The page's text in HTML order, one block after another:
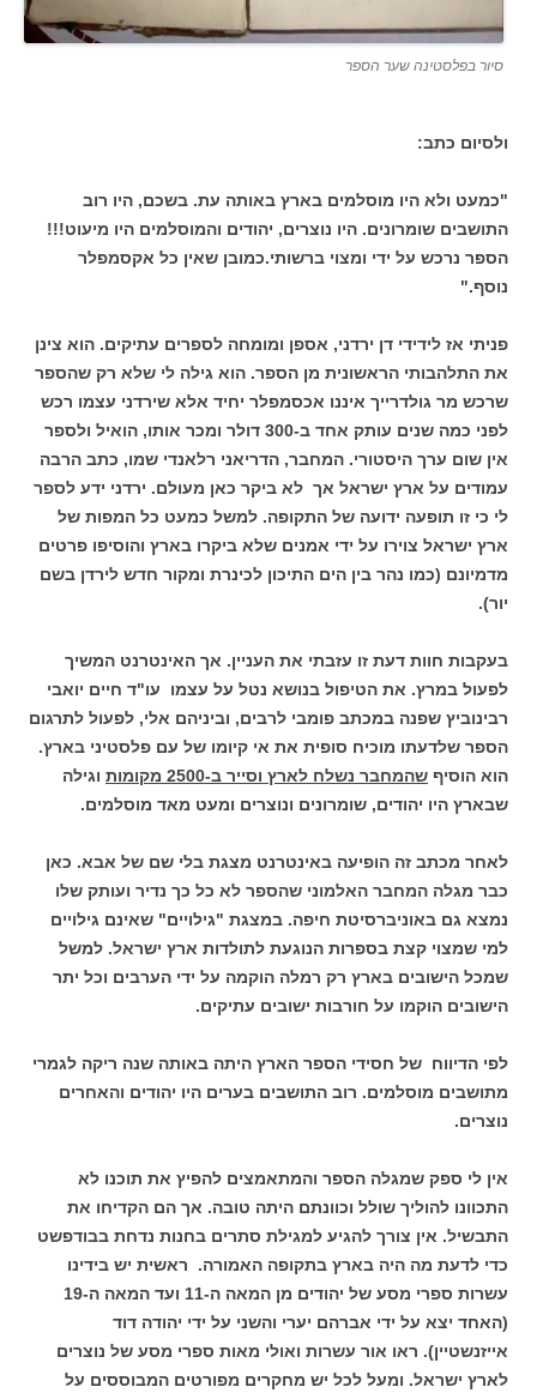
סיור בפלסטינה שער הספר
ולסיום כתב:
"כמעט ולא היו מוסלמים בארץ באותה עת. בשכם, היו רוב
התושבים שומרונים. היו נוצרים, יהודים והמוסלמים היו מיעוט!!!
הספר נרכש על ידי ומצוי ברשותי.כמובן שאין כל אקסמפלר
נוסף."
פניתי אז לידידי דן ירדני, אספן ומומחה לספרים עתיקים. הוא צינן
את התלהבותי הראשונית מן הספר. הוא גילה לי שלא רק שהספר
שרכש מר גולדרייך איננו אכסמפלר יחיד אלא שירדני עצמו רכש
לפני כמה שנים עותק אחד ב-300 דולר ומכר אותו, הואיל ולספר
אין שום ערך היסטורי. המחבר, הדריאני רלאנדי שמו, כתב הרבה
עמודים על ארץ ישראל אך לא ביקר כאן מעולם. ירדני ידע לספר
לי כי זו תופעה ידועה של התקופה. למשל כמעט כל המפות של
ארץ ישראל צוירו על ידי אמנים שלא ביקרו בארץ והוסיפו פרטים
מדמיונם (כמו נהר בין הים התיכון לכינרת ומקור חדש לירדן בשם
יור).
בעקבות חוות דעת זו עזבתי את העניין. אך האינטרנט המשיך
לפעול במרץ. את הטיפול בנושא נטל על עצמו עו"ד חיים יואבי
רבינוביץ שפנה במכתב פומבי לרבים, וביניהם אלי, לפעול לתרגום
הספר שלדעתו מוכיח סופית את אי קיומו של עם פלסטיני בארץ.
הוא הוסיף שהמחבר נשלח לארץ וסייר ב-2500 מקומות
וגילה
שבארץ היו יהודים, שומרונים ונוצרים ומעט מאד מוסלמים.
לאחר מכתב זה הופיעה באינטרנט מצגת בלי שם של אבא. כאן
כבר מגלה המחבר האלמוני שהספר לא כל כך נדיר ועותק שלו
נמצא גם באוניברסיטת חיפה. במצגת "גילויים" שאינם גילויים
למי שמצוי קצת בספרות הנוגעת לתולדות ארץ ישראל. למשל
שמכל הישובים בארץ רק רמלה הוקמה על ידי הערבים וכל יתר
הישובים הוקמו על חורבות ישובים עתיקים.
לפי הדיווח של חסידי הספר הארץ היתה באותה שנה ריקה לגמרי
מתושבים מוסלמים. רוב התושבים בערים היו יהודים והאחרים
נוצרים.
אין לי ספק שמגלה הספר והמתאמצים להפיץ את תוכנו לא
התכוונו להוליך שולל וכוונתם היתה טובה. אך הם הקדיחו את
התבשיל. אין צורך להגיע למגילת סתרים בחנות נדחת בבודפשט
כדי לדעת מה היה בארץ בתקופה האמורה. ראשית יש בידינו
עשרות ספרי מסע של יהודים מן המאה ה-11 ועד המאה ה-19
(האחד יצא על ידי אברהם יערי והשני על ידי יהודה דוד
אייזנשטיין). ראו אור עשרות ואולי מאות ספרי מסע של נוצרים
לארץ ישראל. ומעל לכל יש מחקרים מפורטים המבוססים על